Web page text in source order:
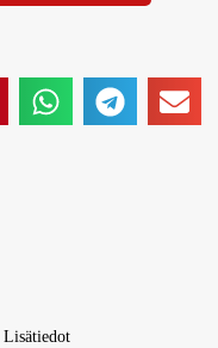
Lisätiedot